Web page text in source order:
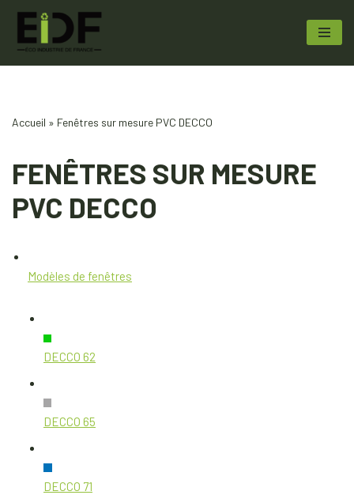
Aller
Accueil » Fenêtres sur mesure PVC DECCO
FENÊTRES SUR MESURE
PVC DECCO
Modèles de fenêtres
DECCO 62
DECCO 65
DECCO 71